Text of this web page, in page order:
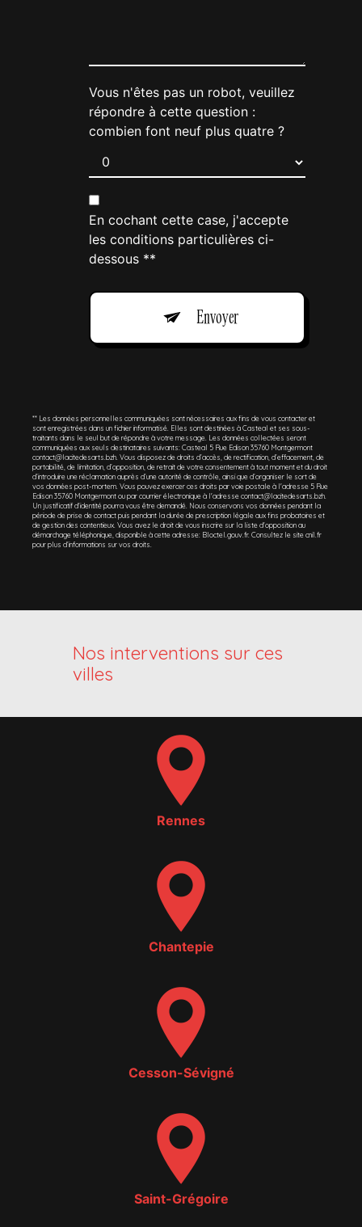
Vous n'êtes pas un robot, veuillez
répondre à cette question :
combien font neuf plus quatre ?
En cochant cette case, j'accepte
les conditions particulières ci-
dessous **
Envoyer
** Les données personnelles communiquées sont nécessaires aux fins de vous contacter et
sont enregistrées dans un fichier informatisé. Elles sont destinées à Casteal et ses sous-
traitants dans le seul but de répondre à votre message. Les données collectées seront
communiquées aux seuls destinataires suivants: Casteal 5 Rue Edison 35760 Montgermont
contact@lacitedesarts.bzh. Vous disposez de droits d’accès, de rectification, d’effacement, de
portabilité, de limitation, d’opposition, de retrait de votre consentement à tout moment et du droit
d’introduire une réclamation auprès d’une autorité de contrôle, ainsi que d’organiser le sort de
vos données post-mortem. Vous pouvez exercer ces droits par voie postale à l'adresse 5 Rue
Edison 35760 Montgermont ou par courrier électronique à l'adresse contact@lacitedesarts.bzh.
Un justificatif d'identité pourra vous être demandé. Nous conservons vos données pendant la
période de prise de contact puis pendant la durée de prescription légale aux fins probatoires et
de gestion des contentieux. Vous avez le droit de vous inscrire sur la liste d'opposition au
démarchage téléphonique, disponible à cette adresse: Bloctel.gouv.fr. Consultez le site cnil.fr
pour plus d’informations sur vos droits.
Nos interventions sur ces
villes
Rennes
Chantepie
Cesson-Sévigné
Saint-Grégoire